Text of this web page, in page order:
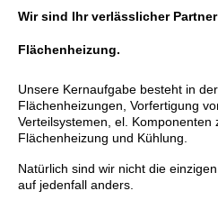
Wir sind Ihr verlässlicher
Flächenheizung.
Unsere Kernaufgabe besteht in
Flächenheizungen, Vorfertigung
Verteilsystemen, el. Komponenten
Flächenheizung und Kühlung.
Natürlich sind wir nicht die
auf jedenfall anders.